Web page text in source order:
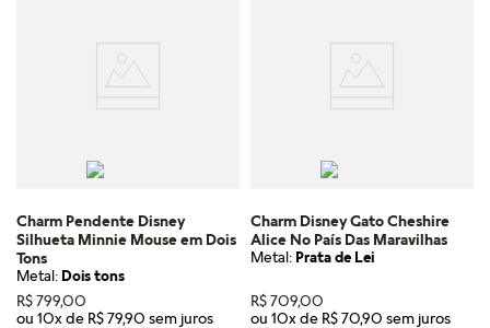
Charm Pendente Disney
Silhueta Minnie Mouse em Dois
Tons
Metal:Dois tons
R$799,00
ou 10x de R$79,90
Charm Disney Gato Cheshire
Alice No País Das Maravilhas
Metal:Prata de Lei
R$709,00
ou 10x de R$70,90